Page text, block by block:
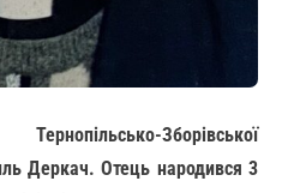
Зборівської
Деркач. Отець народився 3